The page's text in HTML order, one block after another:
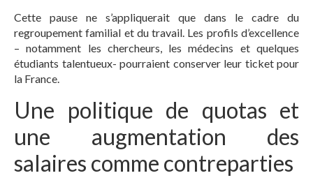
Cette pause ne s’appliquerait que dans le cadre du
regroupement familial et du travail. Les profils d’excellence
– notamment les chercheurs, les médecins et quelques
étudiants talentueux- pourraient conserver leur ticket pour
la France.
Une politique de quotas et
une augmentation des
salaires comme contreparties